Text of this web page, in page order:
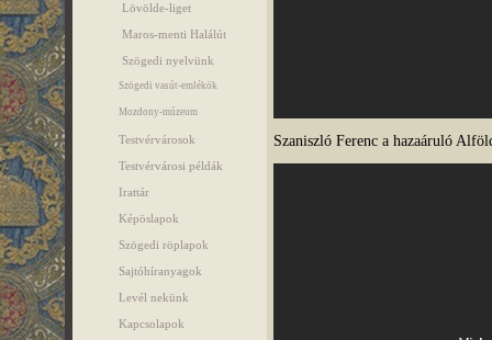
Lövölde-liget
Maros-menti Halálút
Szögedi nyelvünk
Szögedi vasút-emlékök
Mozdony-múzeum
Testvérvárosok
Testvérvárosi példák
Irattár
Képöslapok
Szögedi röplapok
Sajtóhíranyagok
Levél nekünk
Kapcsolapok
Szaniszló Ferenc a hazaáruló